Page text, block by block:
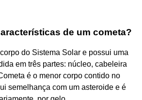
de um cometa?
do Sistema Solar e possui uma
em três partes: núcleo, cabeleira
é o menor corpo contido no
semelhança com um asteroide e é